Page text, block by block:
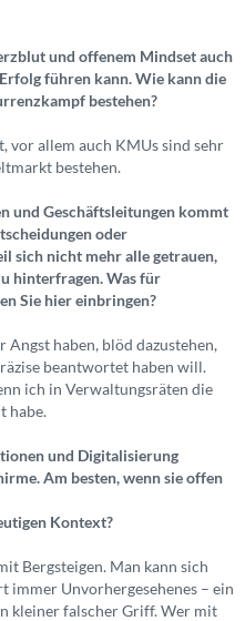
und offenem Mindset auch
führen kann. Wie kann die
bestehen?
vor allem auch KMUs sind sehr
bestehen.
und Geschäftsleitungen kommt
oder
sich nicht mehr alle getrauen,
hinterfragen. Was für
Sie hier einbringen?
Angst haben, blöd dazustehen,
beantwortet haben will.
ich in Verwaltungsräten die
habe.
und Digitalisierung
Am besten, wenn sie offen
Kontext?
Bergsteigen. Man kann sich
immer Unvorhergesehenes – ein
kleiner falscher Griff. Wer mit